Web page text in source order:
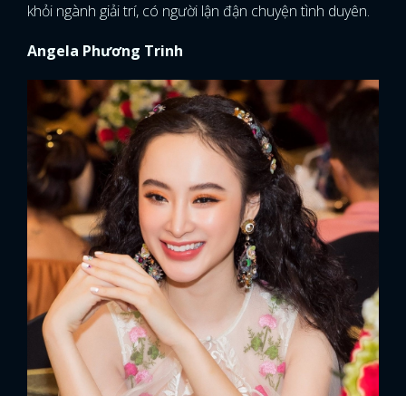
khỏi ngành giải trí, có người lận đận chuyện tình duyên.
Angela Phương Trinh